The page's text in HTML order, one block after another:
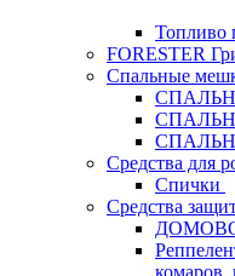
Топливо
FORESTER
Спальные
Средства для
Спички
Средства